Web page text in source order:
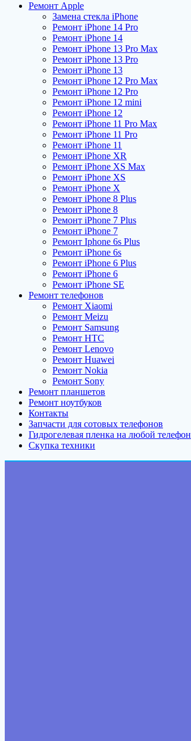
Ремонт Apple
Замена стекла iPhone
Ремонт iPhone 14 Pro
Ремонт iPhone 14
Ремонт iPhone 13 Pro Max
Ремонт iPhone 13 Pro
Ремонт iPhone 13
Ремонт iPhone 12 Pro Max
Ремонт iPhone 12 Pro
Ремонт iPhone 12 mini
Ремонт iPhone 12
Ремонт iPhone 11 Pro Max
Ремонт iPhone 11 Pro
Ремонт iPhone 11
Ремонт iPhone XR
Ремонт iPhone XS Max
Ремонт iPhone XS
Ремонт iPhone X
Ремонт iPhone 8 Plus
Ремонт iPhone 8
Ремонт iPhone 7 Plus
Ремонт iPhone 7
Ремонт Iphone 6s Plus
Ремонт iPhone 6s
Ремонт iPhone 6 Plus
Ремонт iPhone 6
Ремонт iPhone SE
Ремонт телефонов
Ремонт Xiaomi
Ремонт Meizu
Ремонт Samsung
Ремонт HTC
Ремонт Lenovo
Ремонт Huawei
Ремонт Nokia
Ремонт Sony
Ремонт планшетов
Ремонт ноутбуков
Контакты
Запчасти для сотовых телефонов
Гидрогелевая пленка на любой телефон
Скупка техники